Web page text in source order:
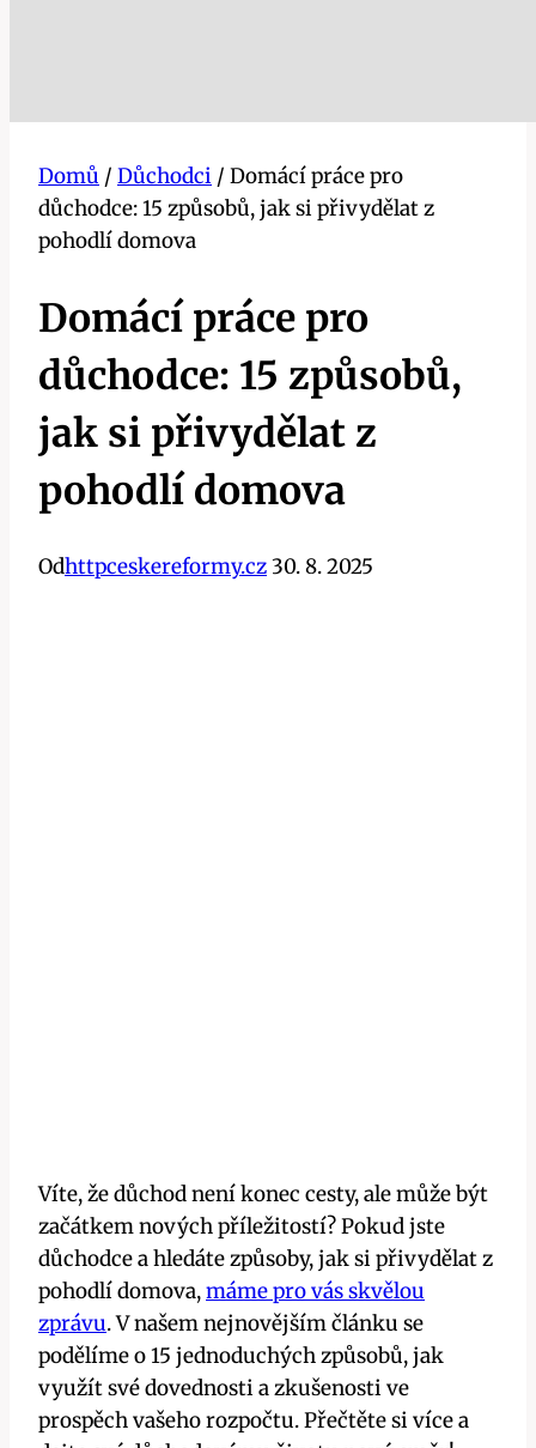
Domů / Důchodci / Domácí práce pro
důchodce: 15 způsobů, jak si přivydělat z
pohodlí domova
Domácí práce pro
důchodce: 15 způsobů,
jak si přivydělat z
pohodlí domova
Odhttpceskereformy.cz30. 8. 2025
Víte, že důchod není konec cesty, ale může být
začátkem nových příležitostí? Pokud jste
důchodce a hledáte způsoby, jak si přivydělat z
pohodlí domova,máme pro vás skvělou
zprávu. V našem nejnovějším článku se
podělíme o 15 jednoduchých způsobů, jak
využít své dovednosti a zkušenosti ve
prospěch vašeho rozpočtu. Přečtěte si více a